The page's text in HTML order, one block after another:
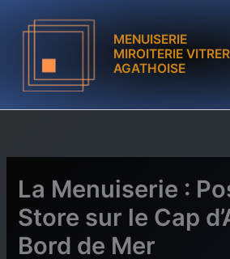
MENUISERIE
MIROITERIE
AGATHOISE
La Menuiserie :
Store sur le Cap
Bord de Mer